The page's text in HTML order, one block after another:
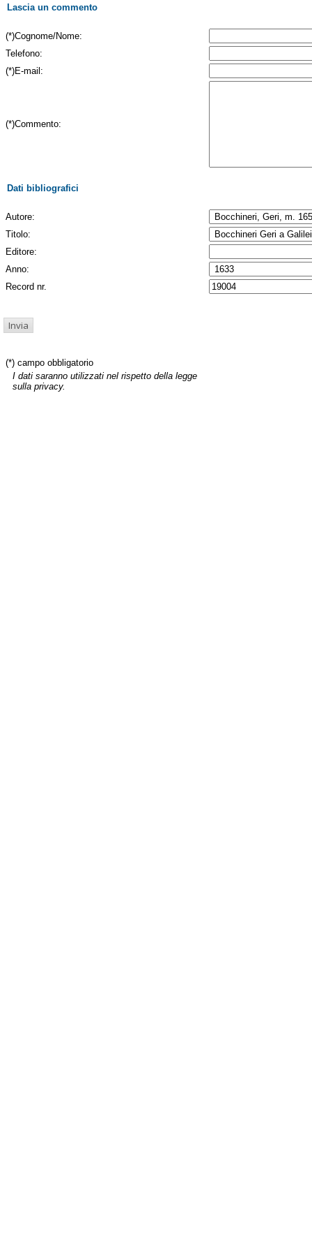
Lascia un commento
(*)Cognome/Nome:
Telefono:
(*)E-mail:
(*)Commento:
Dati bibliografici
Autore:
Titolo:
Editore:
Anno:
Record nr.
(*) campo obbligatorio
I dati saranno utilizzati nel rispetto della legge
sulla privacy.